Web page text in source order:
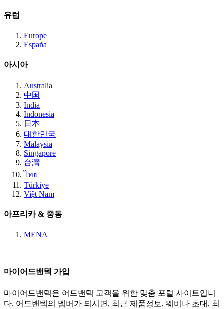
유럽
Europe
España
아시아
Australia
中国
India
Indonesia
日本
대한민국
Malaysia
Singapore
台灣
ไทย
Türkiye
Việt Nam
아프리카 & 중동
MENA
마이어드밴텍 가입
마이어드밴텍은 어드밴텍 고객을 위한 맞춤 포털 사이트입니
다. 어드밴텍의 멤버가 되시면, 최근 제품정보, 웨비나 초대, 최